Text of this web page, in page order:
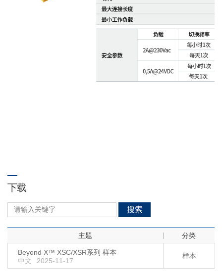
下载
搜索
主题 分类
Beyond X™ XSC/XSR系列 样本
中文
2025-11-17
样本